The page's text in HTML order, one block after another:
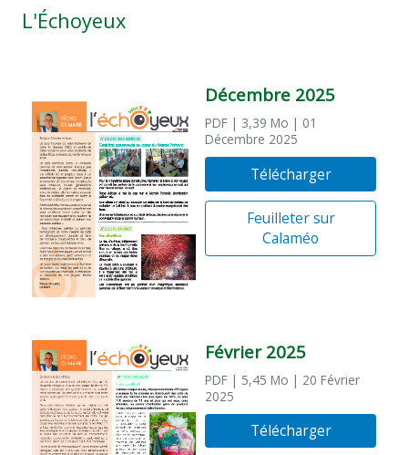
L'Échoyeux
Décembre 2025
PDF | 3,39 Mo | 01
Décembre 2025
Télécharger
Feuilleter sur
Calaméo
Février 2025
PDF | 5,45 Mo | 20 Février
2025
Télécharger